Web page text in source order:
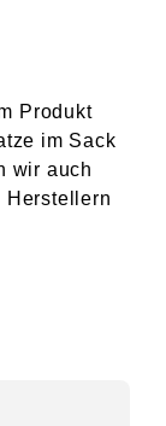
Produkt
im Sack
wir auch
Herstellern